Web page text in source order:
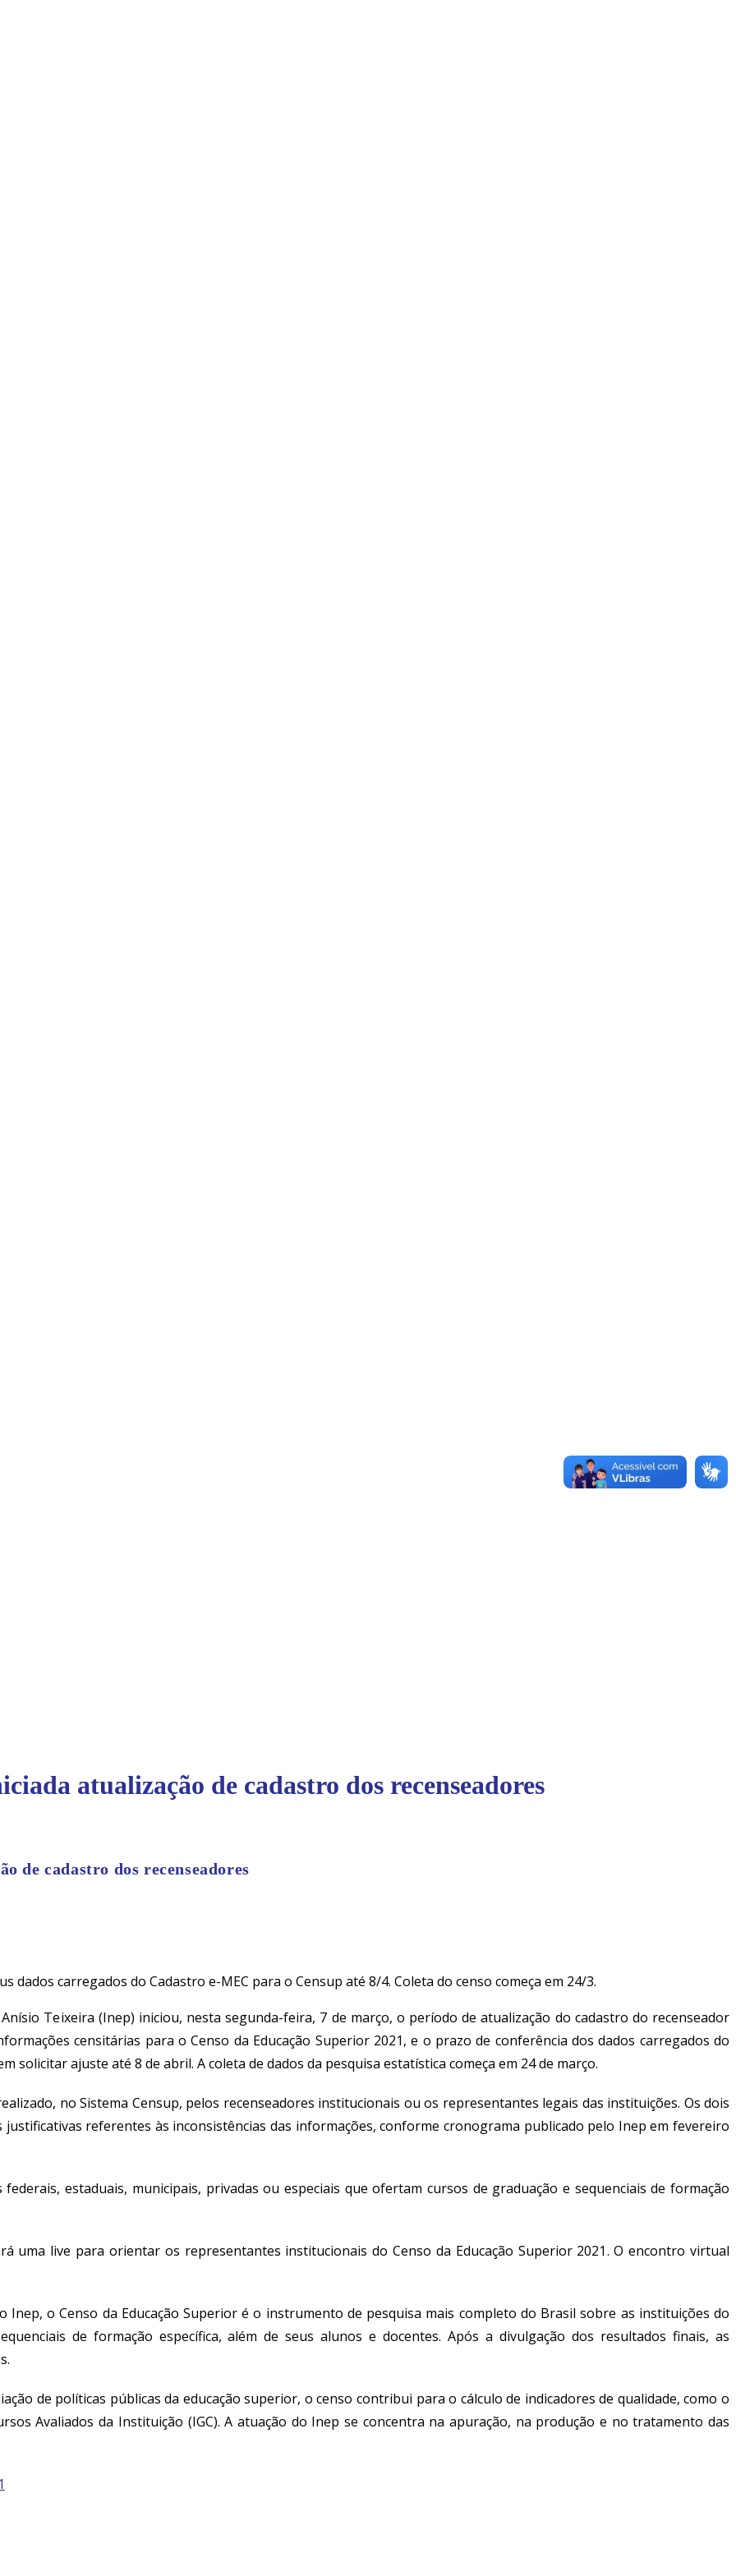
atualização de cadastro dos recenseadores
de cadastro dos recenseadores
carregados do Cadastro e-MEC para o Censup até 8/4. Coleta do censo começa em 24/3.
Teixeira (Inep) iniciou, nesta segunda-feira, 7 de março, o período de atualização do cadastro do recenseador
censitárias para o Censo da Educação Superior 2021, e o prazo de conferência dos dados carregados do
solicitar ajuste até 8 de abril. A coleta de dados da pesquisa estatística começa em 24 de março.
no Sistema Censup, pelos recenseadores institucionais ou os representantes legais das instituições. Os dois
referentes às inconsistências das informações, conforme cronograma publicado pelo Inep em fevereiro
estaduais, municipais, privadas ou especiais que ofertam cursos de graduação e sequenciais de formação
uma live para orientar os representantes institucionais do Censo da Educação Superior 2021. O encontro virtual
o Censo da Educação Superior é o instrumento de pesquisa mais completo do Brasil sobre as instituições do
de formação específica, além de seus alunos e docentes. Após a divulgação dos resultados finais, as
de políticas públicas da educação superior, o censo contribui para o cálculo de indicadores de qualidade, como o
Avaliados da Instituição (IGC). A atuação do Inep se concentra na apuração, na produção e no tratamento das